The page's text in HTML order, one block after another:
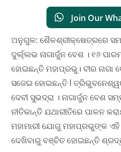
Join Our
ଅନୁଗୁଳ: ଶୈଳଶ୍ରୀକ୍ଷେତ୍ରରେ
ଦୁର୍ଲ୍ଲଭ ନାଗାର୍ଜୁନ ବେଶ । ୧୬
ହୋଇଛନ୍ତି ମହାପ୍ରଭୁ। ବୀର
ସଜେଇ ହୋଇଛନ୍ତି l
ଦେବୀ ସୁଭଦ୍ରା । ନାଗାର୍ଜୁନ ବେଶ
ନୀତିକାନ୍ତି ଯଥାରୀତିରେ ପାଳନ
ମହାମାରୀ ଯୋଗୁ ମହାପ୍ରଭୁଙ୍କ
ଦେଖିବାରୁ ବଞ୍ଚିତ ହୋଇଛନ୍ତି